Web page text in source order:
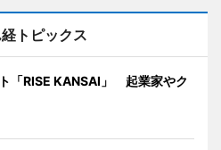
トピックス
「RISE KANSAI」 起業家やク